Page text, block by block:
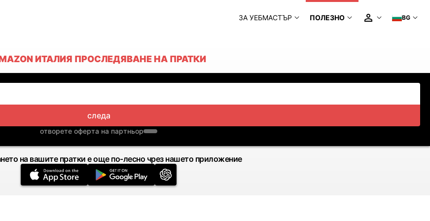
ЗА УЕБМАСТЪР ПОЛЕЗНО BG
ИТАЛИЯ ПРОСЛЕДЯВАНЕ НА ПРАТКИ
следа
отворете оферта на партньор
на вашите пратки е още по-лесно чрез нашето приложение